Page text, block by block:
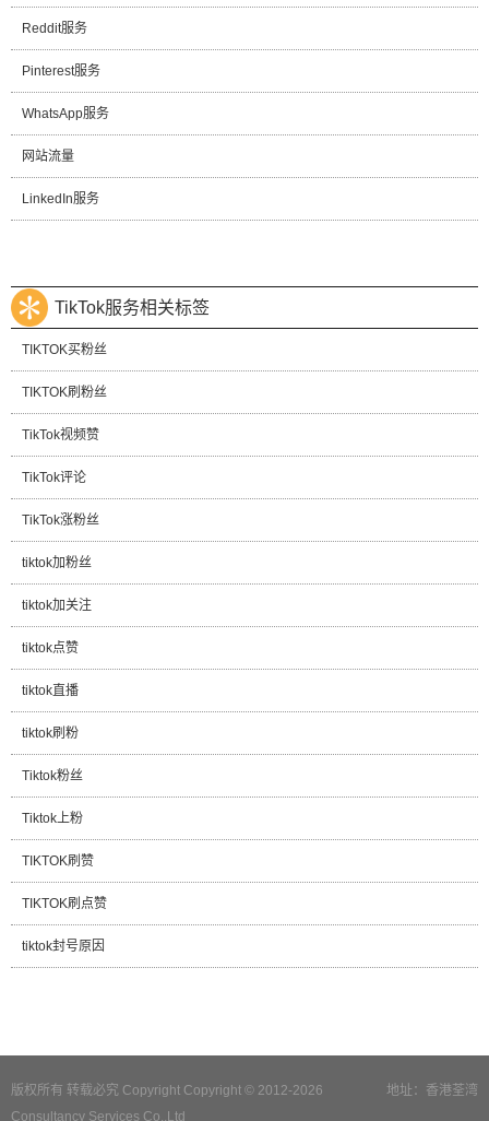
Reddit服务
Pinterest服务
WhatsApp服务
网站流量
LinkedIn服务
TikTok服务相关标签
TIKTOK买粉丝
TIKTOK刷粉丝
TikTok视频赞
TikTok评论
TikTok涨粉丝
tiktok加粉丝
tiktok加关注
tiktok点赞
tiktok直播
tiktok刷粉
Tiktok粉丝
Tiktok上粉
TIKTOK刷赞
TIKTOK刷点赞
tiktok封号原因
地址：香港荃湾
版权所有 转载必究 Copyright Copyright © 2012-2026
Consultancy Services Co.,Ltd